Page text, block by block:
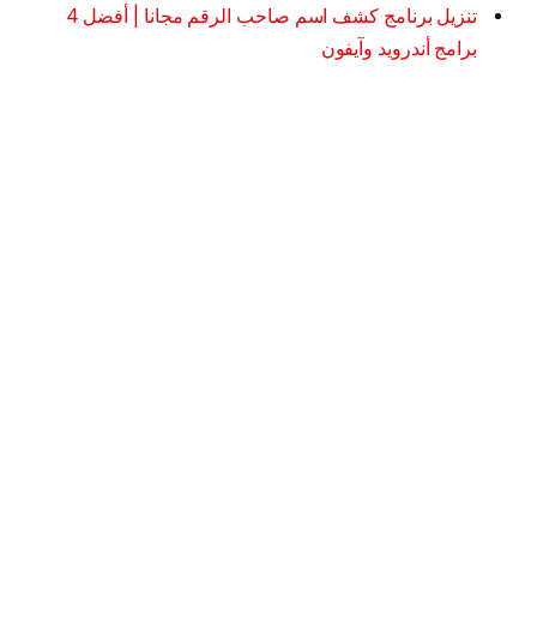
تنزيل برنامج كشف اسم صاحب الرقم مجانا | أفضل 4
برامج أندرويد وآيفون